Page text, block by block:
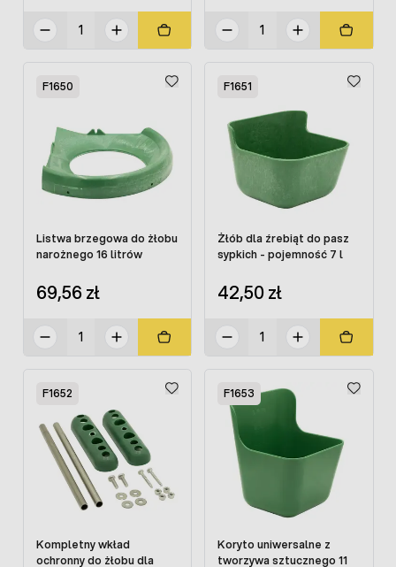
F1650
Listwa brzegowa do żłobu
narożnego 16 litrów
69,56 zł
F1651
Żłób dla źrebiąt do pasz
sypkich - pojemność 7 l
42,50 zł
F1652
Kompletny wkład
ochronny do żłobu dla
F1653
Koryto uniwersalne z
tworzywa sztucznego 11